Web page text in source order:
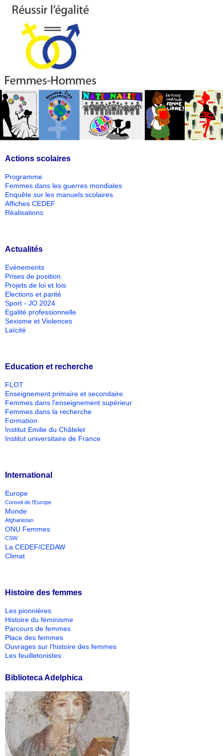
Actions scolaires
Programme
Femmes dans les guerres mondiales
Enquête sur les manuels scolaires
Affiches CEDEF
Réalisations
Actualités
Evénements
Prises de position
Projets de loi et lois
Elections et parité
Sport - JO 2024
Egalité professionnelle
Sexisme et Violences
Laïcité
Education et recherche
FLOT
Enseignement primaire et secondaire
Femmes dans l'enseignement supérieur
Femmes dans la recherche
Formation
Institut Emilie du Châtelet
Institut universitaire de France
International
Europe
Conseil de l'Europe
Monde
Afghanistan
ONU Femmes
CSW
La CEDEF/CEDAW
Climat
Histoire des femmes
Les pionnières
Histoire du féminisme
Parcours de femmes
Place des femmes
Ouvrages sur l'histoire des femmes
Les feuilletonistes
Biblioteca Adelphica